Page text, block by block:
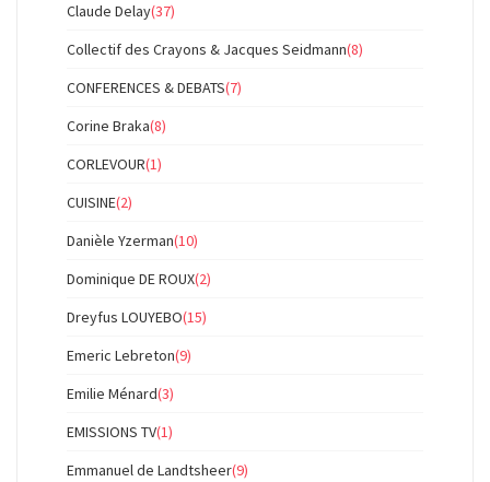
Claude Delay(37)
Collectif des Crayons & Jacques Seidmann(8)
CONFERENCES & DEBATS(7)
Corine Braka(8)
CORLEVOUR(1)
CUISINE(2)
Danièle Yzerman(10)
Dominique DE ROUX(2)
Dreyfus LOUYEBO(15)
Emeric Lebreton(9)
Emilie Ménard(3)
EMISSIONS TV(1)
Emmanuel de Landtsheer(9)